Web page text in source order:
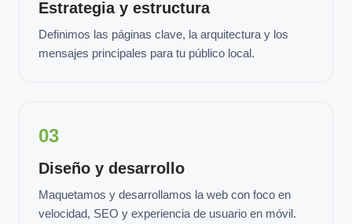
Estrategia y estructura
Definimos las páginas clave, la arquitectura y los
mensajes principales para tu público local.
03
Diseño y desarrollo
Maquetamos y desarrollamos la web con foco en
velocidad, SEO y experiencia de usuario en móvil.